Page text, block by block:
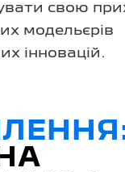
свою
модельєрів
інновацій.